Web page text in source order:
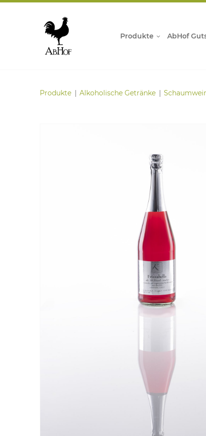
Produkte AbHof
Produkte Alkoholische Getränke